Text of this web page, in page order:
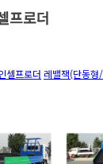
프로더
셀프로더 레밸잭(단동형